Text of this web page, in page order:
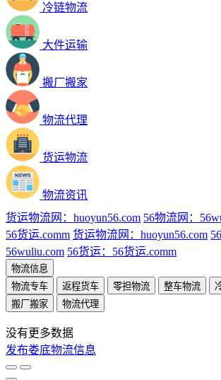
冷链物流
大件运输
搬厂搬家
物流代理
货运物流
物流资讯
货运物流网：huoyun56.com 56物流网：
56货运.comm 货运物流网：huoyun56.com
56wuliu.com 56货运：56货运.comm
物流信息
物流专车
返程货车 零担物流 整车物流
搬厂搬家
物流代理
没有更多数据
发布娄底物流信息